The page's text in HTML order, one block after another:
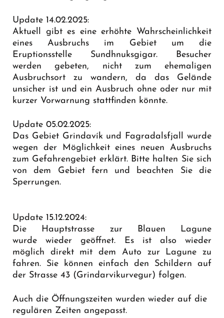
Update 14.02.2025:
Aktuell gibt es eine erhöhte Wahrscheinlichkeit
eines Ausbruchs im Gebiet um die
Eruptionsstelle Sundhnuksgigar. Besucher
werden gebeten, nicht zum ehemaligen
Ausbruchsort zu wandern, da das Gelände
unsicher ist und ein Ausbruch ohne oder nur mit
kurzer Vorwarnung stattfinden könnte.
Update 05.02.2025:
Das Gebiet Grindavík und Fagradalsfjall wurde
wegen der Möglichkeit eines neuen Ausbruchs
zum Gefahrengebiet erklärt. Bitte halten Sie sich
von dem Gebiet fern und beachten Sie die
Sperrungen.
Update 15.12.2024:
Die Hauptstrasse zur Blauen Lagune
wurde wieder geöffnet. Es ist also wieder
möglich direkt mit dem Auto zur Lagune zu
fahren. Sie können einfach den Schildern auf
der Strasse 43 (Grindarvikurvegur) folgen.
Auch die Öffnungszeiten wurden wieder auf die
regulären Zeiten angepasst.